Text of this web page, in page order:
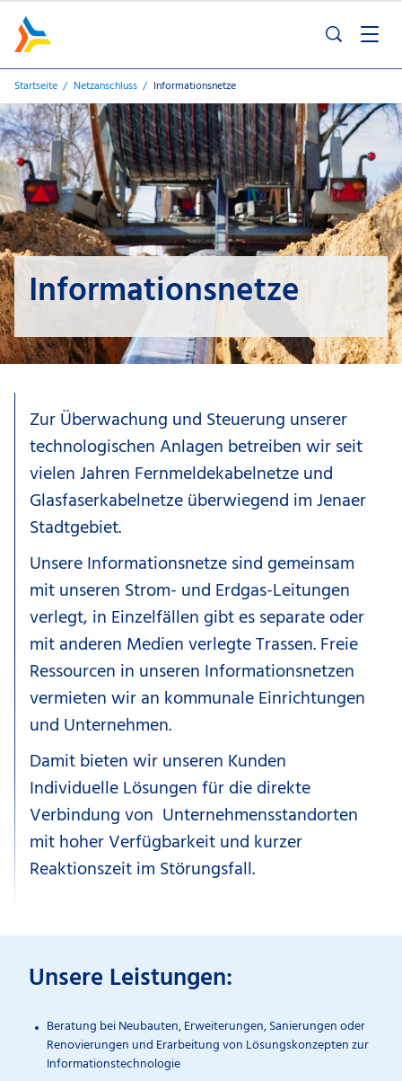
Startseite Netzanschluss Informationsnetze
Informationsnetze
Zur Überwachung und Steuerung unserer
technologischen Anlagen betreiben wir seit
vielen Jahren Fernmeldekabelnetze und
Glasfaserkabelnetze überwiegend im Jenaer
Stadtgebiet.
Unsere Informationsnetze sind gemeinsam
mit unseren Strom- und Erdgas-Leitungen
verlegt, in Einzelfällen gibt es separate oder
mit anderen Medien verlegte Trassen. Freie
Ressourcen in unseren Informationsnetzen
vermieten wir an kommunale Einrichtungen
und Unternehmen.
Damit bieten wir unseren Kunden
Individuelle Lösungen für die direkte
Verbindung von Unternehmensstandorten
mit hoher Verfügbarkeit und kurzer
Reaktionszeit im Störungsfall.
Unsere Leistungen:
Beratung bei Neubauten, Erweiterungen, Sanierungen oder
Renovierungen und Erarbeitung von Lösungskonzepten zur
Informationstechnologie